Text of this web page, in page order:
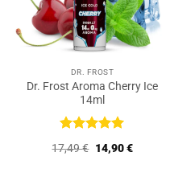
DR. FROST
Dr. Frost Aroma Cherry Ice
14ml
Bewertet
mit 5 von
17,49€ Ursprünglicher
Preis
14,90€Aktueller